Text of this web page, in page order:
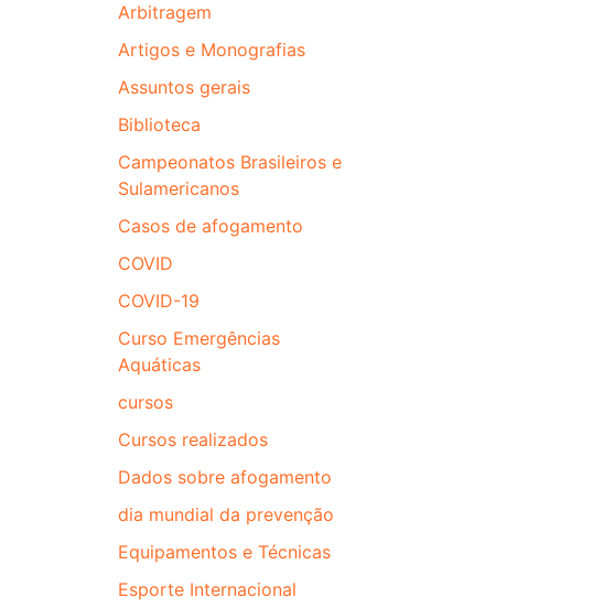
Arbitragem
Artigos e Monografias
Assuntos gerais
Biblioteca
Campeonatos Brasileiros e
Sulamericanos
Casos de afogamento
COVID
COVID-19
Curso Emergências
Aquáticas
cursos
Cursos realizados
Dados sobre afogamento
dia mundial da prevenção
Equipamentos e Técnicas
Esporte Internacional